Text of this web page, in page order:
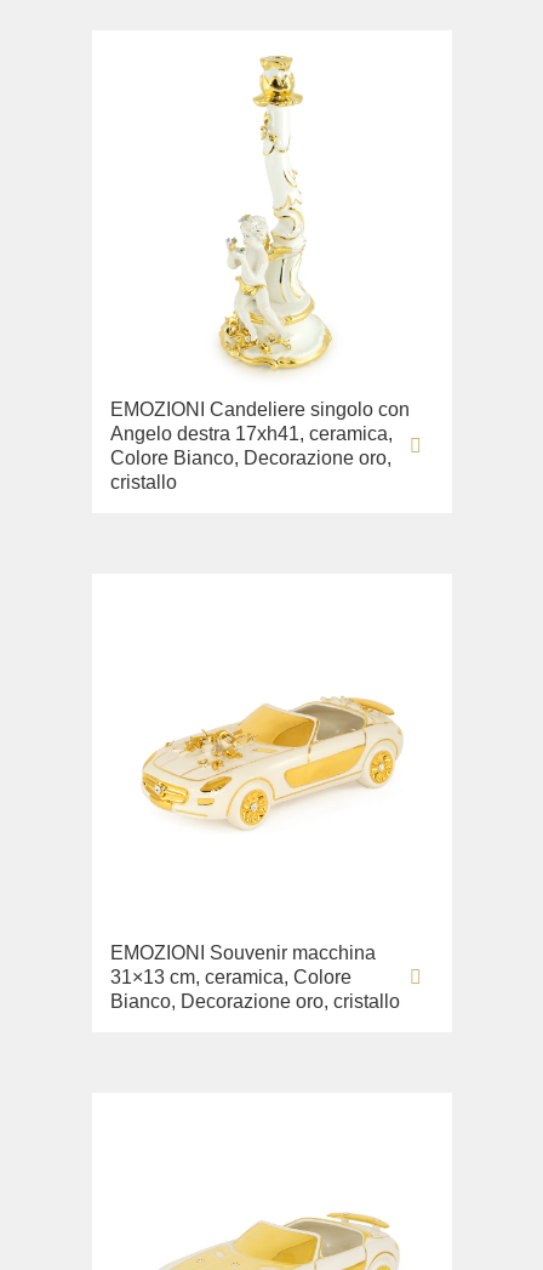
EMOZIONI Candeliere singolo con
Angelo destra 17xh41, ceramica,
Colore Bianco, Decorazione oro,
cristallo
EMOZIONI Souvenir macchina
31×13 cm, ceramica, Colore
Bianco, Decorazione oro, cristallo